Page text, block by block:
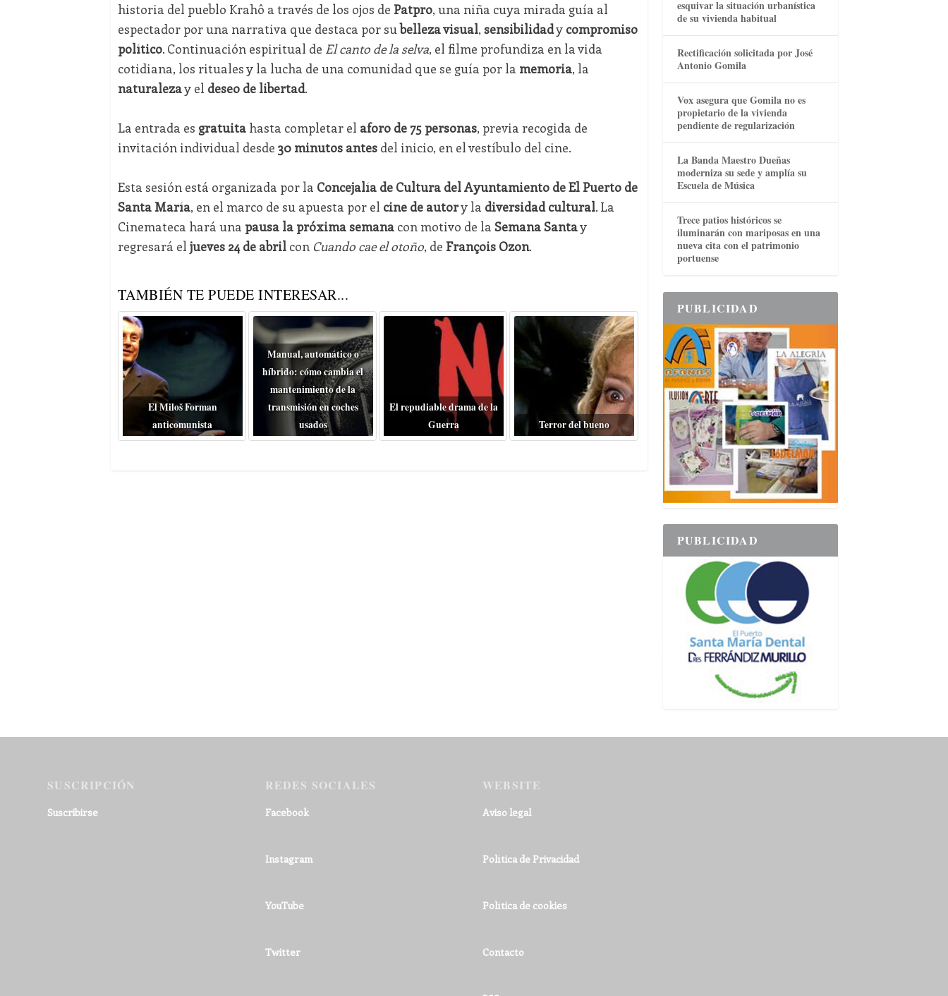
historia del pueblo Krahô a través de los ojos de Patpro, una niña cuya mirada guía al
espectador por una narrativa que destaca por subelleza visual, sensibilidady compromiso
político. Continuación espiritual de El canto de la selva, el filme profundiza en la vida
cotidiana, los rituales y la lucha de una comunidad que se guía por la memoria, la
naturalezay el deseo de libertad.
La entrada es gratuitahasta completar el aforo de 75 personas, previa recogida de
invitación individual desde 30 minutos antesdel inicio, en el vestíbulo del cine.
Esta sesión está organizada por la Concejalía de Cultura del Ayuntamiento de El Puerto de
Santa María, en el marco de su apuesta por el cine de autory la diversidad cultural. La
Cinemateca hará una pausa la próxima semanacon motivo de la Semana Santay
regresará el jueves 24 de abrilcon Cuando cae el otoño, de François Ozon.
TAMBIÉN TE PUEDE INTERESAR...
El Miloš Forman
anticomunista
Manual, automático o
híbrido: cómo cambia el
mantenimiento de la
transmisión en coches
usados
El repudiable drama de la
Guerra
Terror del bueno
esquivar la situación urbanística
de su vivienda habitual
Rectificación solicitada por José
Antonio Gomila
Vox asegura que Gomila no es
propietario de la vivienda
pendiente de regularización
La Banda Maestro Dueñas
moderniza su sede y amplía su
Escuela de Música
Trece patios históricos se
iluminarán con mariposas en una
nueva cita con el patrimonio
portuense
PUBLICIDAD
PUBLICIDAD
SUSCRIPCIÓN
Suscribirse
REDES SOCIALES
Facebook
Instagram
YouTube
Twitter
WEBSITE
Aviso legal
Política de Privacidad
Política de cookies
Contacto